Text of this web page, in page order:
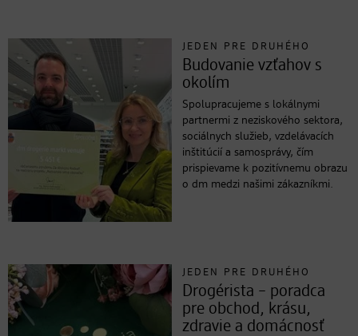
JEDEN PRE DRUHÉHO
Budovanie vzťahov s
okolím
Spolupracujeme s lokálnymi
partnermi z neziskového sektora,
sociálnych služieb, vzdelávacích
inštitúcií a samosprávy, čím
prispievame k pozitívnemu obrazu
o dm medzi našimi zákazníkmi.
JEDEN PRE DRUHÉHO
Drogérista – poradca
pre obchod, krásu,
zdravie a domácnosť